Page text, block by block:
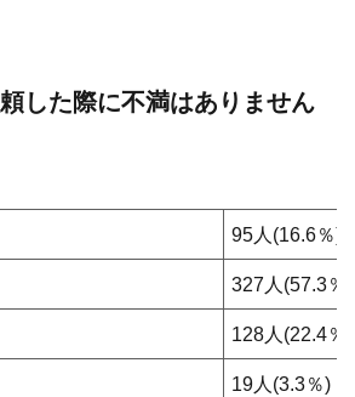
頼した際に不満はありません
95人(16.6％)
327人(57.3％)
128人(22.4％)
19人(3.3％)